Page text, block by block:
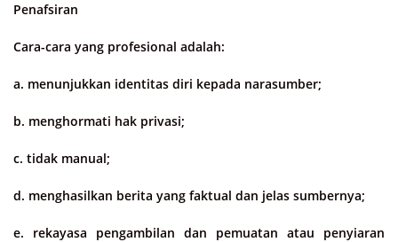
Penafsiran
Cara-cara yang profesional adalah:
a. menunjukkan identitas diri kepada narasumber;
b. menghormati hak privasi;
c. tidak manual;
d. menghasilkan berita yang faktual dan jelas sumbernya;
e. rekayasa pengambilan dan pemuatan atau penyiaran